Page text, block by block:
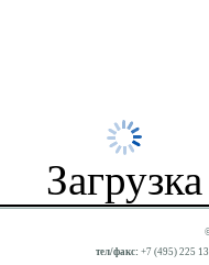
Загрузка
тел/факс: +7 (495) 225